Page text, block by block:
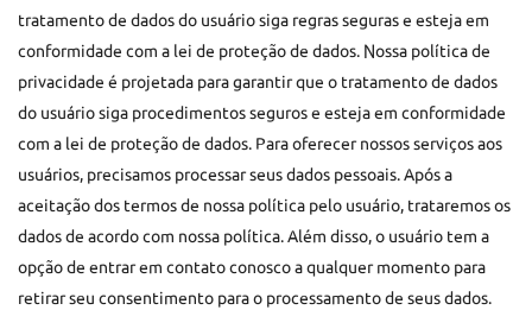
tratamento de dados do usuário siga regras seguras e esteja em
conformidade com a lei de proteção de dados. Nossa política de
privacidade é projetada para garantir que o tratamento de dados
do usuário siga procedimentos seguros e esteja em conformidade
com a lei de proteção de dados. Para oferecer nossos serviços aos
usuários, precisamos processar seus dados pessoais. Após a
aceitação dos termos de nossa política pelo usuário, trataremos os
dados de acordo com nossa política. Além disso, o usuário tem a
opção de entrar em contato conosco a qualquer momento para
retirar seu consentimento para o processamento de seus dados.